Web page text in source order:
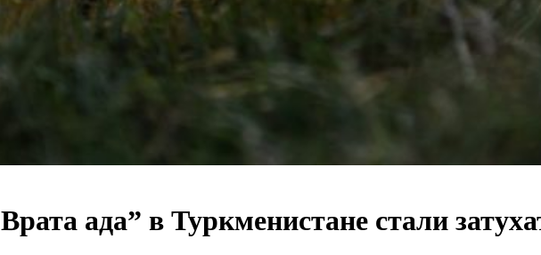
ада” в Туркменистане стали